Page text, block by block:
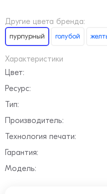
Другие цвета бренда:
пурпурный голубой
Характеристики
Цвет:
Ресурс:
Тип:
Производитель:
Технология печати:
Гарантия:
Модель: